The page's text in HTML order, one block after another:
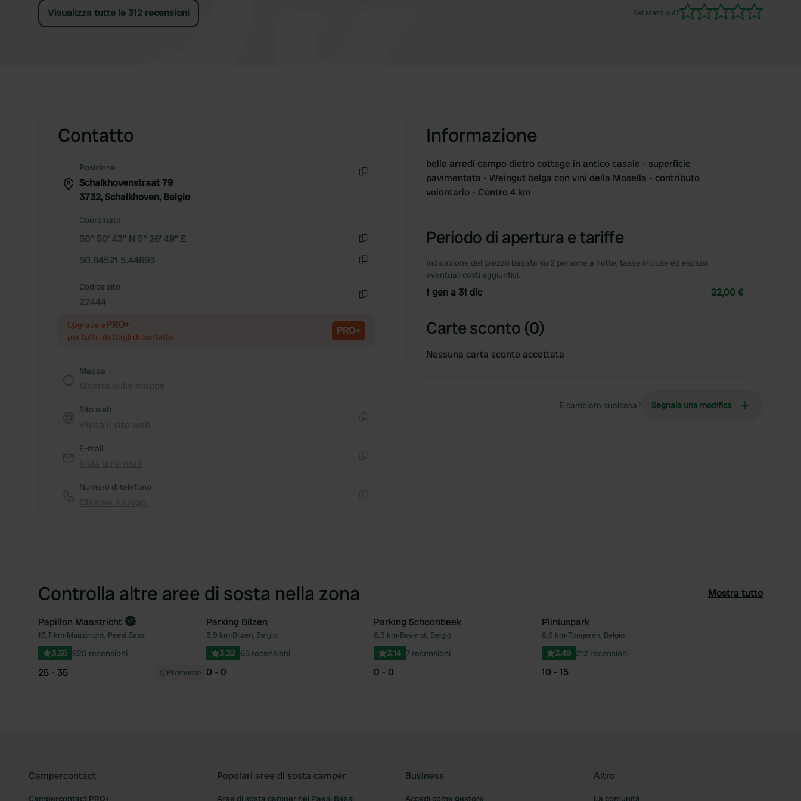
Visualizza tutte le 312 recensioni Sei stato qui?
Contatto
Posizione
Schalkhovenstraat 79
3732, Schalkhoven, Belgio
Coordinate
50° 50' 43" N 5° 26' 49" E
50.84521 5.44693
Codice sito
22444
Upgrade aPRO+
per tutti i dettagli di contatto PRO+
Mappa
Sito web
E-mail
Numero di telefono
Informazione
belle arredi campo dietro cottage in antico casale - superficie
pavimentata - Weingut belga con vini della Mosella - contributo
volontario - Centro 4 km
Periodo di apertura e tariffe
Indicazione del prezzo basata su 2 persone a notte, tasse incluse ed esclusi
eventuali costi aggiuntivi.
1 gen a 31 dic 22,00 €
Carte sconto (0)
Nessuna carta sconto accettata
È cambiato qualcosa? Segnala una modifica
Controlla altre aree di sosta nella zona Mostra tutto
Preferito
Papillon Maastricht
16,7 km•Maastricht, Paesi Bassi
3.35 820 recensioni
25 - 35 Promosso
Preferito
Parking Bilzen
5,9 km•Bilzen, Belgio
3.32 65 recensioni
0 - 0
Preferito
Parking Schoonbeek
6,5 km•Beverst, Belgio
3.14 7 recensioni
0 - 0
Pliniuspark
6,6 km•Tongeren, Belgio
3.49 212 recensioni
10 - 15
Campercontact
Campercontact PRO+
Popolari aree di sosta camper
Aree di sosta camper nei Paesi Bassi
Business
Accedi come gestore
Altro
La comunità